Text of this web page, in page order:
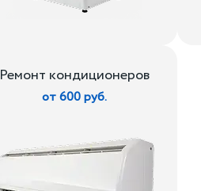
Ремонт кондиционеров
от 600 руб.